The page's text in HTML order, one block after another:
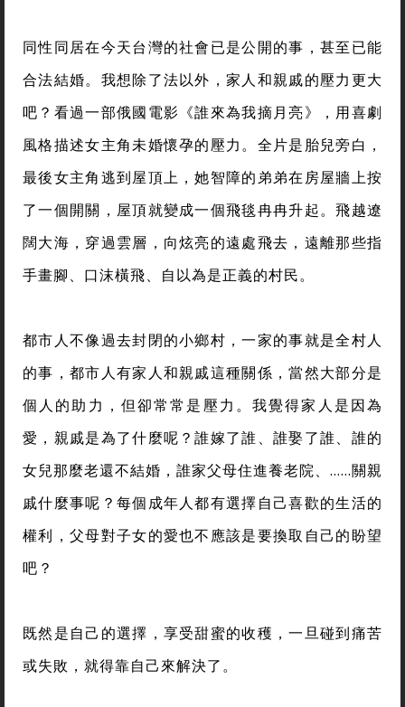
同性同居在今天台灣的社會已是公開的事，甚至已能
合法結婚。我想除了法以外，家人和親戚的壓力更大
吧？看過一部俄國電影《誰來為我摘月亮》，用喜劇
風格描述女主角未婚懷孕的壓力。全片是胎兒旁白，
最後女主角逃到屋頂上，她智障的弟弟在房屋牆上按
了一個開關，屋頂就變成一個飛毯冉冉升起。飛越遼
闊大海，穿過雲層，向炫亮的遠處飛去，遠離那些指
手畫腳、口沫橫飛、自以為是正義的村民。
都市人不像過去封閉的小鄉村，一家的事就是全村人
的事，都市人有家人和親戚這種關係，當然大部分是
個人的助力，但卻常常是壓力。我覺得家人是因為
愛，親戚是為了什麼呢？誰嫁了誰、誰娶了誰、誰的
女兒那麼老還不結婚，誰家父母住進養老院、……關親
戚什麼事呢？每個成年人都有選擇自己喜歡的生活的
權利，父母對子女的愛也不應該是要換取自己的盼望
吧？
既然是自己的選擇，享受甜蜜的收穫，一旦碰到痛苦
或失敗，就得靠自己來解決了。